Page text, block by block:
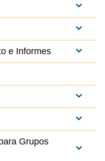
e Informes
Grupos